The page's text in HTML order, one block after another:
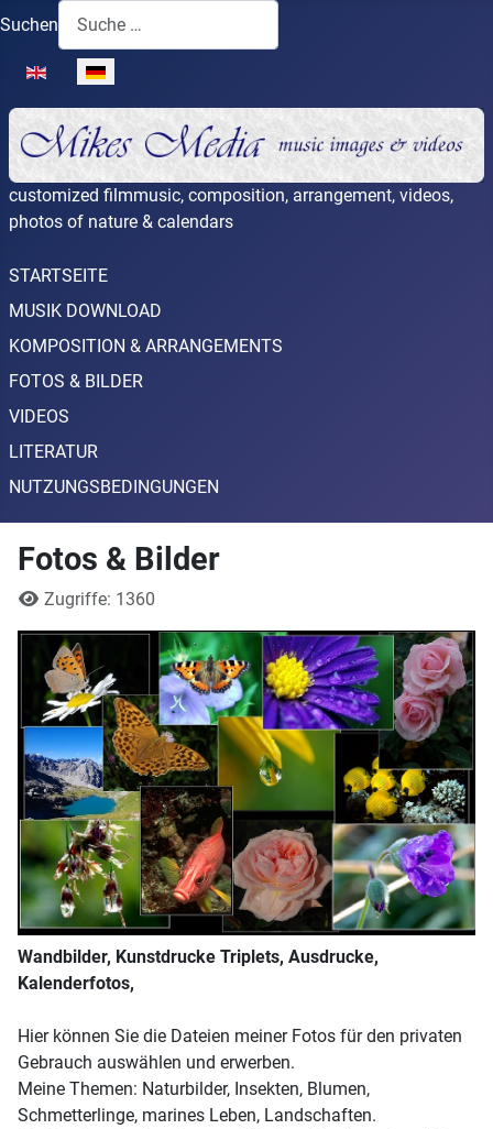
Suchen
Sprache auswählen
customized filmmusic, composition, arrangement, videos,
photos of nature & calendars
STARTSEITE
MUSIK DOWNLOAD
KOMPOSITION & ARRANGEMENTS
FOTOS & BILDER
VIDEOS
LITERATUR
NUTZUNGSBEDINGUNGEN
Fotos & Bilder
DetailsZugriffe: 1360
Wandbilder, Kunstdrucke Triplets, Ausdrucke,
Kalenderfotos,
Hier können Sie die Dateien meiner Fotos für den privaten
Gebrauch auswählen und erwerben.
Meine Themen: Naturbilder, Insekten, Blumen,
Schmetterlinge, marines Leben, Landschaften.